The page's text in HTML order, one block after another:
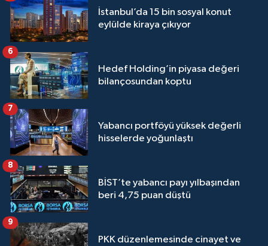
İstanbul’da 15 bin sosyal konut
eylülde kiraya çıkıyor
Hedef Holding’in piyasa değeri
bilançosundan koptu
6
Yabancı portföyü yüksek değerli
hisselerde yoğunlaştı
7
BİST’te yabancı payı yılbaşından
beri 4,75 puan düştü
8
PKK düzenlemesinde cinayet ve
9